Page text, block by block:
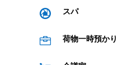
 スパ
 荷物一時預か